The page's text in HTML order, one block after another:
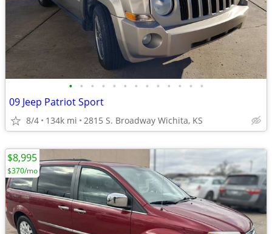
• • • • • • • • • • • • •
09 Jeep Patriot Sport
8/4 134k mi 2815 S. Broadway Wichita, KS
$8,995
$370/mo